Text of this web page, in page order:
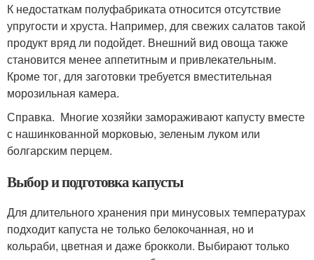
К недостаткам полуфабриката относится отсутствие
упругости и хруста. Например, для свежих салатов такой
продукт вряд ли подойдет. Внешний вид овоща также
становится менее аппетитным и привлекательным.
Кроме тог, для заготовки требуется вместительная
морозильная камера.
Справка. Многие хозяйки замораживают капусту вместе
с нашинкованной морковью, зеленым луком или
болгарским перцем.
Выбор и подготовка капусты
Для длительного хранения при минусовых температурах
подходит капуста не только белокочанная, но и
кольраби, цветная и даже брокколи. Выбирают только